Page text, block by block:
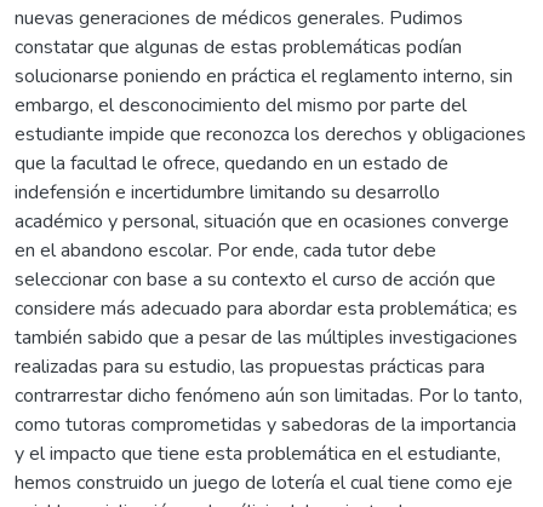
nuevas generaciones de médicos generales. Pudimos
constatar que algunas de estas problemáticas podían
solucionarse poniendo en práctica el reglamento interno, sin
embargo, el desconocimiento del mismo por parte del
estudiante impide que reconozca los derechos y obligaciones
que la facultad le ofrece, quedando en un estado de
indefensión e incertidumbre limitando su desarrollo
académico y personal, situación que en ocasiones converge
en el abandono escolar. Por ende, cada tutor debe
seleccionar con base a su contexto el curso de acción que
considere más adecuado para abordar esta problemática; es
también sabido que a pesar de las múltiples investigaciones
realizadas para su estudio, las propuestas prácticas para
contrarrestar dicho fenómeno aún son limitadas. Por lo tanto,
como tutoras comprometidas y sabedoras de la importancia
y el impacto que tiene esta problemática en el estudiante,
hemos construido un juego de lotería el cual tiene como eje